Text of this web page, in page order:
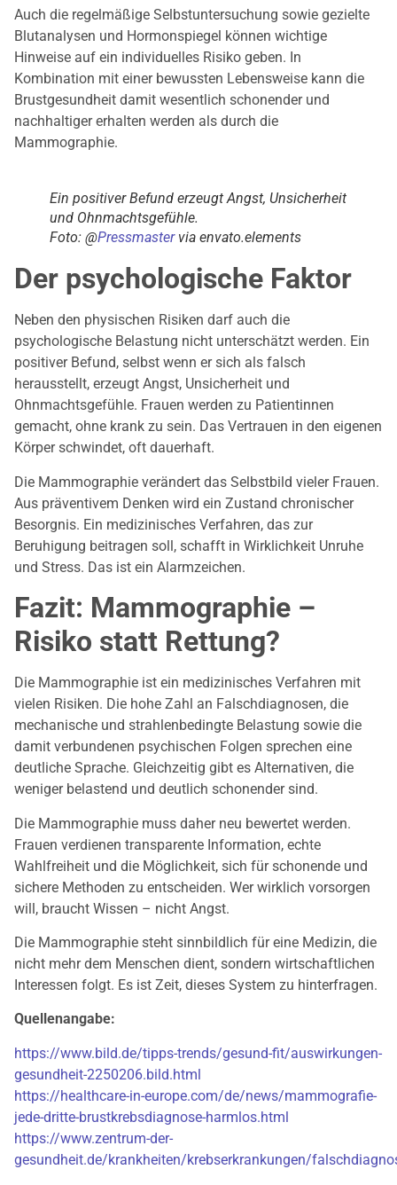
Auch die regelmäßige Selbstuntersuchung sowie gezielte
Blutanalysen und Hormonspiegel können wichtige
Hinweise auf ein individuelles Risiko geben. In
Kombination mit einer bewussten Lebensweise kann die
Brustgesundheit damit wesentlich schonender und
nachhaltiger erhalten werden als durch die
Mammographie.
Ein positiver Befund erzeugt Angst, Unsicherheit
und Ohnmachtsgefühle.
Foto: @Pressmastervia envato.elements
Der psychologische Faktor
Neben den physischen Risiken darf auch die
psychologische Belastung nicht unterschätzt werden. Ein
positiver Befund, selbst wenn er sich als falsch
herausstellt, erzeugt Angst, Unsicherheit und
Ohnmachtsgefühle. Frauen werden zu Patientinnen
gemacht, ohne krank zu sein. Das Vertrauen in den eigenen
Körper schwindet, oft dauerhaft.
Die Mammographie verändert das Selbstbild vieler Frauen.
Aus präventivem Denken wird ein Zustand chronischer
Besorgnis. Ein medizinisches Verfahren, das zur
Beruhigung beitragen soll, schafft in Wirklichkeit Unruhe
und Stress. Das ist ein Alarmzeichen.
Fazit: Mammographie –
Risiko statt Rettung?
Die Mammographie ist ein medizinisches Verfahren mit
vielen Risiken. Die hohe Zahl an Falschdiagnosen, die
mechanische und strahlenbedingte Belastung sowie die
damit verbundenen psychischen Folgen sprechen eine
deutliche Sprache. Gleichzeitig gibt es Alternativen, die
weniger belastend und deutlich schonender sind.
Die Mammographie muss daher neu bewertet werden.
Frauen verdienen transparente Information, echte
Wahlfreiheit und die Möglichkeit, sich für schonende und
sichere Methoden zu entscheiden. Wer wirklich vorsorgen
will, braucht Wissen – nicht Angst.
Die Mammographie steht sinnbildlich für eine Medizin, die
nicht mehr dem Menschen dient, sondern wirtschaftlichen
Interessen folgt. Es ist Zeit, dieses System zu hinterfragen.
Quellenangabe:
https://www.bild.de/tipps-trends/gesund-fit/auswirkungen-
gesundheit-2250206.bild.html
https://healthcare-in-europe.com/de/news/mammografie-
jede-dritte-brustkrebsdiagnose-harmlos.html
https://www.zentrum-der-
gesundheit.de/krankheiten/krebserkrankungen/